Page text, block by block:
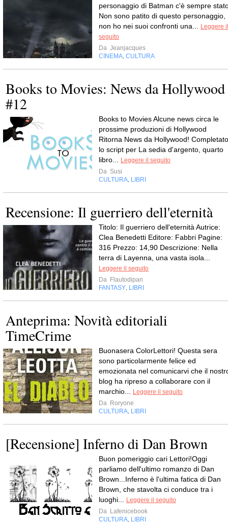
personaggio di Batman c'è sempre
Non sono patito di questo personaggio,
non ho nei suoi confronti una...
Leggere il
seguito
Da Jeanjacques
CINEMA CULTURA
Books to Movies: News da Hollywood
#12
Books to Movies Alcune news circa le
prossime produzioni di Hollywood
Ritorna News da Hollywood! Completato
lo script per La sedia d'argento, quarto
libro...
Leggere il seguito
Da Susi
CULTURA LIBRI
Recensione: Il guerriero dell'eternità
Titolo: Il guerriero dell'eternità Autrice:
Clea Benedetti Editore: Fabbri Pagine:
316 Prezzo: 14,90 Descrizione: Nella
terra di Layenna, una vasta isola...
Leggere il seguito
Da Flautodipan
FANTASY LIBRI
Anteprima: Novità editoriali
TimeCrime
Buonasera ColorLettori! Questa sera
sono particolarmente felice ed
emozionata nel comunicarvi che il
blog ha ripreso a collaborare con il
marchio...
Leggere il seguito
Da Roryone
CULTURA LIBRI
[Recensione] Inferno di Dan Brown
Buon pomeriggio cari Lettori!Oggi
parliamo dell'ultimo romanzo di Dan
Brown...Inferno è l'ultima fatica di Dan
Brown, che stavolta ci conduce tra i
luoghi...
Leggere il seguito
Da Lafenicebook
CULTURA LIBRI